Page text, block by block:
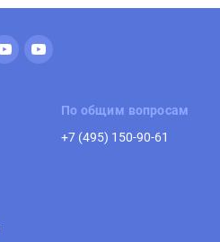
По общим вопросам
+7 (495) 150-90-61